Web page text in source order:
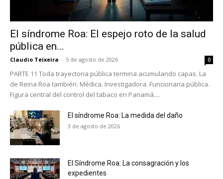
El síndrome Roa: El espejo roto de la salud
pública en...
Claudio Teixeira - 5 de agosto de 2026 0
PARTE 11 Toda trayectoria pública termina acumulando capas. La
de Reina Roa también. Médica. Investigadora. Funcionaria pública.
Figura central del control del tabaco en Panamá....
El síndrome Roa: La medida del daño
3 de agosto de 2026
El Síndrome Roa: La consagración y los
expedientes